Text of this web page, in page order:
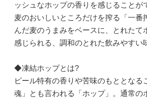
ッシュなホップの香りを感じることが
麦のおいしいところだけを搾る「一番
んだ麦のうまみをベースに、とれたて
感じられる、調和のとれた飲みやすい
◆凍結ホップとは?
ビール特有の香りや苦味のもととなる
魂」とも言われる「ホップ」。通常の